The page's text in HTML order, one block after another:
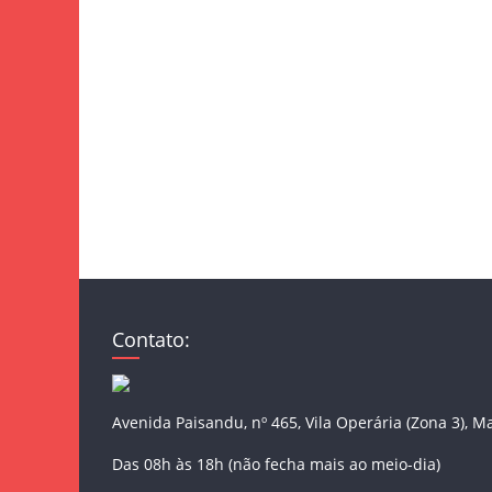
Contato:
Avenida Paisandu, nº 465, Vila Operária (Zona 3),
Das 08h às 18h (não fecha mais ao meio-dia)